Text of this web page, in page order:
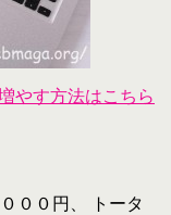
やす方法はこちら
００円、 トータ